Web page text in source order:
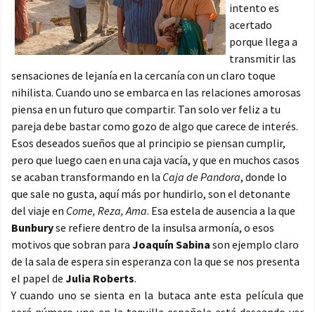
intento es
acertado
porque llega a
transmitir las
sensaciones de lejanía en la cercanía con un claro toque
nihilista. Cuando uno se embarca en las relaciones amorosas
piensa en un futuro que compartir. Tan solo ver feliz a tu
pareja debe bastar como gozo de algo que carece de interés.
Esos deseados sueños que al principio se piensan cumplir,
pero que luego caen en una caja vacía, y que en muchos casos
se acaban transformando en la Caja de Pandora, donde lo
que sale no gusta, aquí más por hundirlo, son el detonante
del viaje en Come, Reza, Ama. Esa estela de ausencia a la que
Bunburyse refiere dentro de la insulsa armonía, o esos
motivos que sobran para Joaquín Sabina son ejemplo claro
de la sala de espera sin esperanza con la que se nos presenta
el papel de Julia Roberts.
Y cuando uno se sienta en la butaca ante esta película que